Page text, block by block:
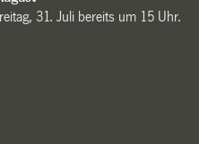
31. Juli bereits um 15 Uhr.